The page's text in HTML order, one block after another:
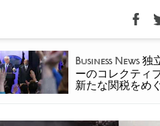
Business News独
ーのコレクティ
新たな関税をめ